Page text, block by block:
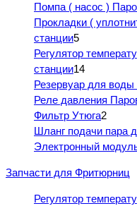
Помпа ( насос )
Прокладки (
станции5
Регулятор
станции14
Резервуар для воды
Реле давления
Фильтр Утюга2
Шланг подачи пара
Электронный
Запчасти для Фритюрниц
Регулятор